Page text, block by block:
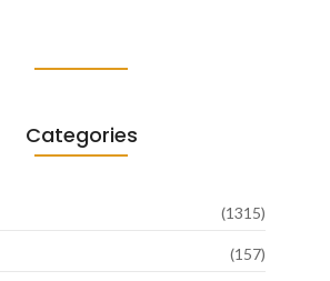
Categories
(1315)
(157)